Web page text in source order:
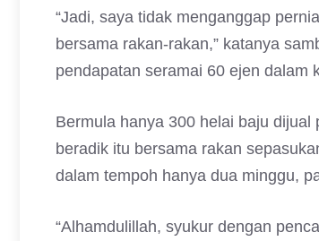
“Jadi, saya tidak menganggap
bersama rakan-rakan,” katanya
pendapatan seramai 60 ejen dalam
Bermula hanya 300 helai baju
beradik itu bersama rakan
dalam tempoh hanya dua minggu,
“Alhamdulillah, syukur dengan